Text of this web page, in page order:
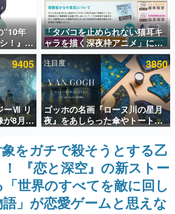
企画書
クリエイターの方々に製作時のエピソードをお
ットする企画（ゲーム）とは何か？を探ってい
解いてはいけない。『赫本』は、〈試験問題〉
短編ホラー小説集です。
訊く
デジタルゲーム市場を担う若きクリエイター達
、彼らのルーツと情熱を探っていきます。
代の作家たち
大な影響を受けた作家さんに取材し、ゲームが
テンツ産業やカルチャーに与えた影響を探る企
イルゲーム産業史
イルゲーム史における主要なトピック・タイト
“10年
！』
マン
ック」
ト、あ
ある！
「タバコを止められない猫耳キ
ャラを描く深夜枠アニメ」に視
聴者の一部から批判意見。違法
薬物の使用と思しき描写も含め
て、BPOが議論を交わす
9405
ーⅦ リ
が8月
』リ
ニング
クター
定
注目度 3850
ゴッホの名画『ローヌ川の星月
夜』をあしらった傘やトートバ
ッグなどが登場。8月7日21時よ
り2日間限定で予約販売
をガチで殺そうとする乙
『恋と深空』の新ストー
世界のすべてを敵に回し
」が恋愛ゲームと思えな